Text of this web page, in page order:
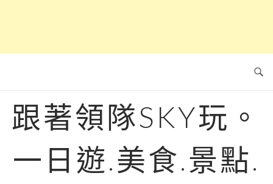
跟著領隊SKY玩。
一日遊.美食.景點.